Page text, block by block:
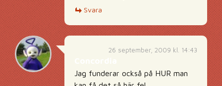
Svara
26 september, 2009 kl. 14:43
Jag funderar också på HUR man